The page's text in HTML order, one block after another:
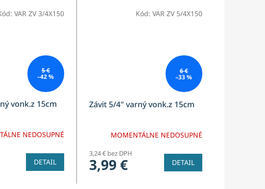
5 €
–42 %
vonk.z 15cm
NEDOSUPNÉ
DETAIL
VAR ZV 3/4X150
6 €
–33 %
Závit 5/4" varný vonk.z 15cm
MOMENTÁLNE NEDOSUPNÉ
3,24 € bez DPH
3,99 € DETAIL
Kód: VAR ZV 5/4X150